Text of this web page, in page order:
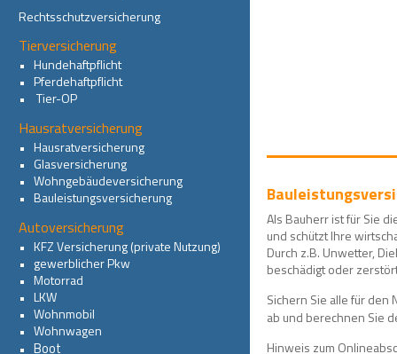
Rechtsschutzversicherung
Tierversicherung
• Hundehaftpflicht
• Pferdehaftpflicht
•
Tier-OP
Hausratversicherung
• Hausratversicherung
• Glasversicherung
• Wohngebäudeversicherung
• Bauleistungsversicherung
Autoversicherung
• KFZ Versicherung (private Nutzung)
• gewerblicher Pkw
• Motorrad
• LKW
• Wohnmobil
• Wohnwagen
• Boot
Als Bauherr ist für Sie
und schützt Ihre
Durch z.B. Unwetter,
beschädigt oder
Sichern Sie alle für
ab und berechnen Sie
Hinweis zum